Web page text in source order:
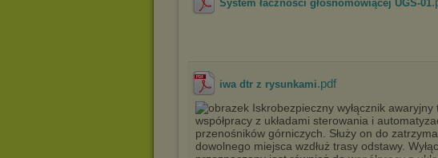
System łaczności głośnomówiącej UGS-01
iwa dtr z rysunkami.pdf
Iskrobezpieczny wyłącznik
współpracy z układami sterowania i
przenośników górniczych. Służy on do
dowolnego miejsca wzdłuż trasy odstawy.